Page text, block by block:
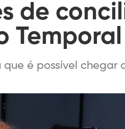
de
Temporal
é possível chegar